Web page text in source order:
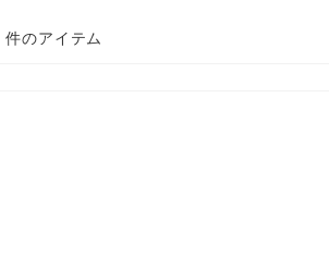
件のアイテム